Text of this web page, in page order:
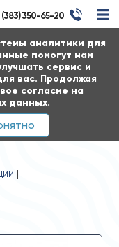
аналитики для
помогут нам
сервис и
вас. Продолжая
согласие на
данных.
(383) 350-65-20